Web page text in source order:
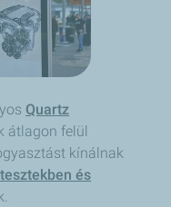
Quartz
átlagon felül
kínálnak
és